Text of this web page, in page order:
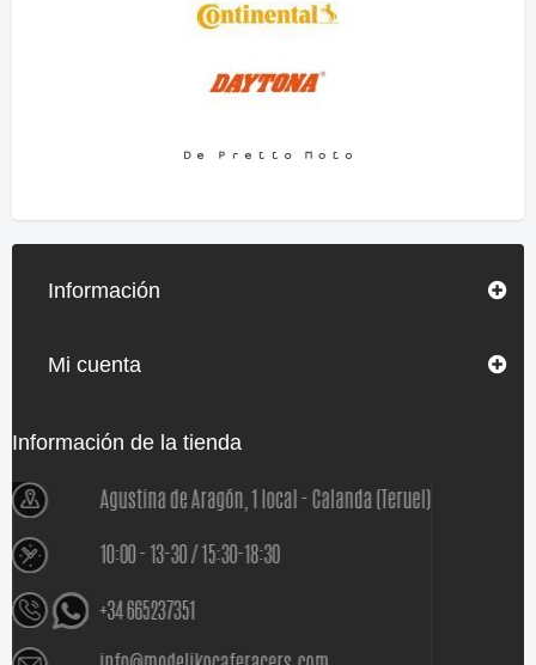
Información
Mi cuenta
Información de la tienda